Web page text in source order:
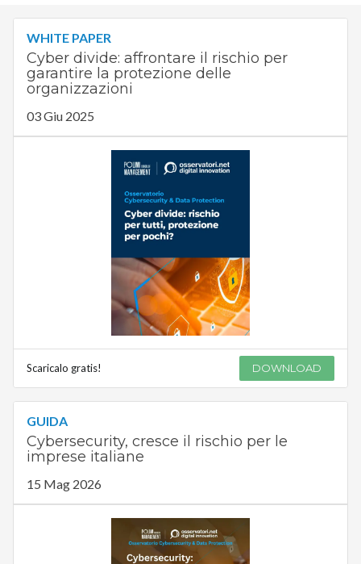
WHITE PAPER
Cyber divide: affrontare il rischio per
garantire la protezione delle
organizzazioni
03 Giu 2025
Scaricalo gratis! DOWNLOAD
GUIDA
Cybersecurity, cresce il rischio per le
imprese italiane
15 Mag 2026